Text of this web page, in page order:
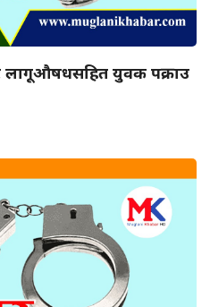
लागूऔषधसहित युवक पक्राउ